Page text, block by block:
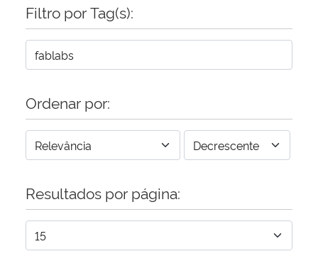
Filtro por Tag(s):
Ordenar por:
Resultados por página: